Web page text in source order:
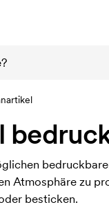
Atmosphäre zu
besticken.